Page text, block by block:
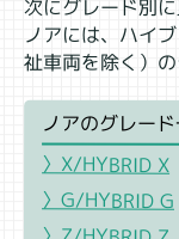
次にグレード別に
ノアには、ハイ
祉車両を除く）
ノアのグレー
〉X/HYBRID X
〉G/HYBRID G